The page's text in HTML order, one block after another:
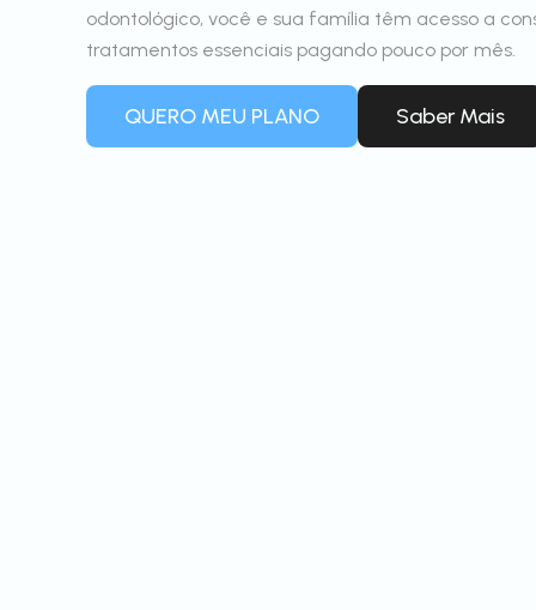
odontológico, você e sua família têm acesso a
tratamentos essenciais pagando pouco por mês.
QUERO MEU PLANO Saber Mais